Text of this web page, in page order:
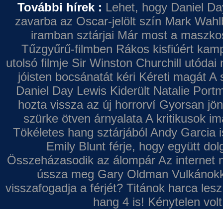
További hírek : Lehet, hogy Daniel
zavarba az Oscar-jelölt szín Mark
iramban sztárjai Már most a
Tűzgyűrű-filmben Rákos kisfiúért
utolsó filmje Sir Winston Churchill utódai
jóisten bocsánatát kéri Kéreti magát A
Daniel Day Lewis Kiderült Natalie
hozta vissza az új horrorví Gyorsan
szürke ötven árnyalata A kritikusok
Tökéletes hang sztárjából Andy Garcia
Emily Blunt férje, hogy együtt
Összeházasodik az álompár Az internet
ússza meg Gary Oldman
visszafogadja a férjét? Titánok harca
hang 4 is! Kénytelen